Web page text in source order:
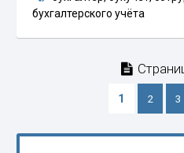
бухгалтерского учёта
1 2 3